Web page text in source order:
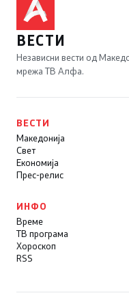
ВЕСТИ
Независни вести од
мрежа ТВ Алфа.
ВЕСТИ
Македонија
Свет
Економија
Прес-релис
ИНФО
Време
ТВ програма
Хороскоп
RSS